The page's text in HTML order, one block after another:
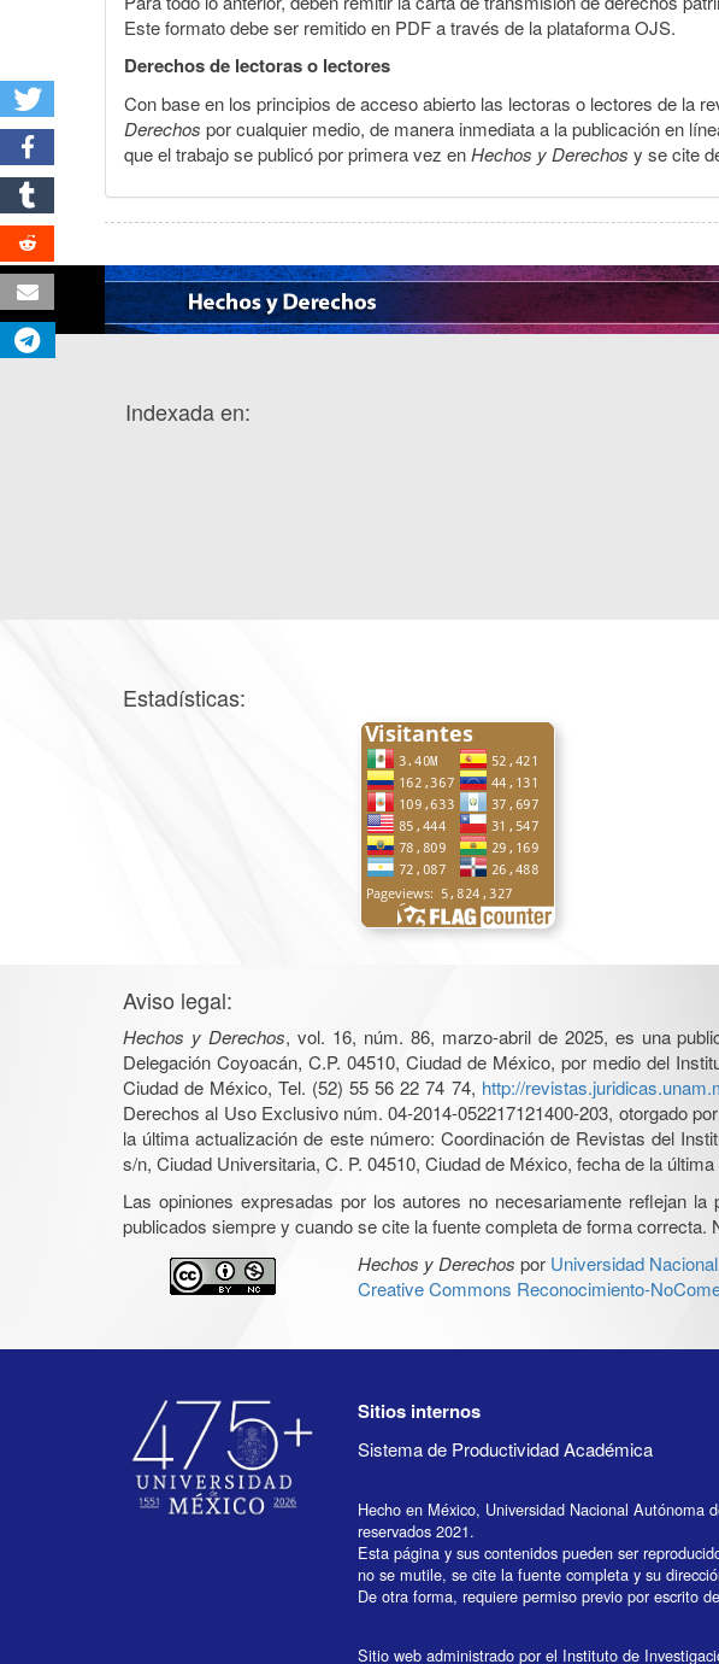
Este formato debe ser remitido en PDF a través de la plataforma OJS.
Derechos de lectoras o lectores
Con base en los principios de acceso abierto las lectoras o lectores de la
Derechos por cualquier medio, de manera inmediata a la publicación en
que el trabajo se publicó por primera vez enHechos y Derechos y se cite
Indexada en:
Estadísticas:
Aviso legal:
Hechos y Derechos, vol. 16, núm. 86, marzo-abril de 2025, es una
Delegación Coyoacán, C.P. 04510, Ciudad de México, por medio del
Ciudad de México, Tel. (52) 55 56 22 74 74, http://
Derechos al Uso Exclusivo núm. 04-2014-052217121400-203, otorgado
la última actualización de este número: Coordinación de Revistas del
s/n, Ciudad Universitaria, C. P. 04510, Ciudad de México, fecha de la
Las opiniones expresadas por los autores no necesariamente reflejan
publicados siempre y cuando se cite la fuente completa de forma
Hechos y Derechos por Universidad
Creative Commons Reconocimiento-
Sitios internos
Sistema de Productividad Académica
Hecho en México, Universidad Nacional Autónoma
reservados 2021.
Esta página y sus contenidos pueden ser
no se mutile, se cite la fuente completa y su
De otra forma, requiere permiso previo por escrito
Sitio web administrado por el Instituto de